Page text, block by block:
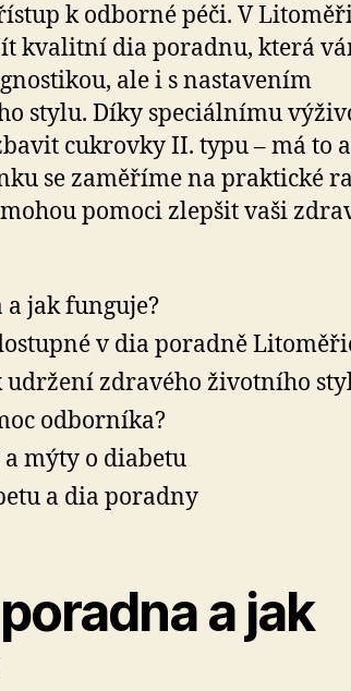
k odborné péči. V
kvalitní dia poradnu, která
ale i s nastavením
stylu. Díky speciálnímu
cukrovky II. typu – má to
se zaměříme na praktické
pomoci zlepšit vaši
a jak funguje?
v dia poradně
udržení zdravého životního
odborníka?
mýty o diabetu
a dia poradny
a jak